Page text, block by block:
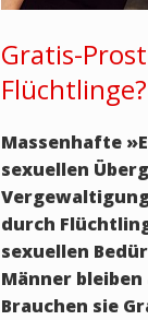
Gratis-
Flüchtlinge?
Massenhafte »
sexuellen
durch
sexuellen
Männer
Brauchen sie